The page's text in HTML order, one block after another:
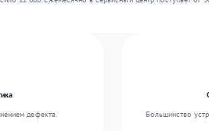
дефекта.
Большинство